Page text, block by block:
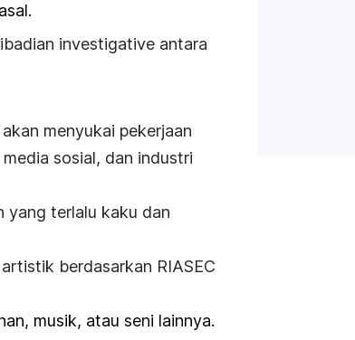
investigative antara
akan menyukai pekerjaan
sosial, dan industri
yang terlalu kaku dan
berdasarkan RIASEC
musik, atau seni lainnya.